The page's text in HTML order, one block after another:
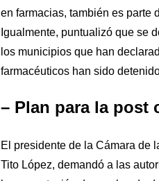
en farmacias, también es parte
Igualmente, puntualizó que se
los municipios que han
farmacéuticos han sido
– Plan para la post
El presidente de la Cámara de
Tito López, demandó a las